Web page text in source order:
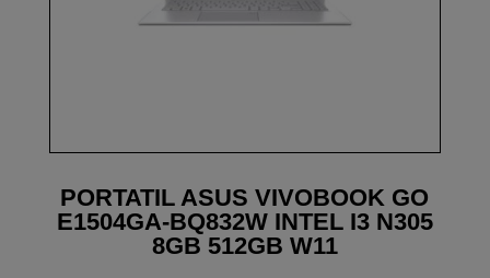
PORTATIL ASUS VIVOBOOK GO
E1504GA-BQ832W INTEL I3 N305
8GB 512GB W11